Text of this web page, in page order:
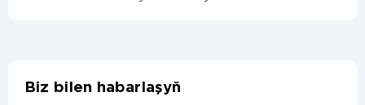
Biz bilen habarlaşyň